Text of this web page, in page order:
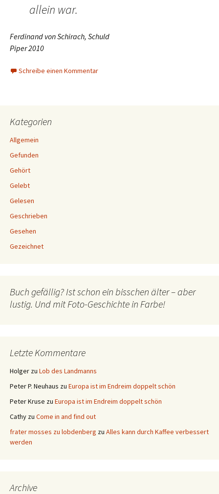
allein war.
Ferdinand von Schirach, Schuld
Piper 2010
Schreibe einen Kommentar
Kategorien
Allgemein
Gefunden
Gehört
Gelebt
Gelesen
Geschrieben
Gesehen
Gezeichnet
Buch gefällig? Ist schon ein bisschen älter – aber
lustig. Und mit Foto-Geschichte in Farbe!
Letzte Kommentare
Holger zu Lob des Landmanns
Peter P. Neuhaus zu Europa ist im Endreim doppelt schön
Peter Kruse zu Europa ist im Endreim doppelt schön
Cathy zu Come in and find out
frater mosses zu lobdenberg zu Alles kann durch Kaffee verbessert
werden
Archive